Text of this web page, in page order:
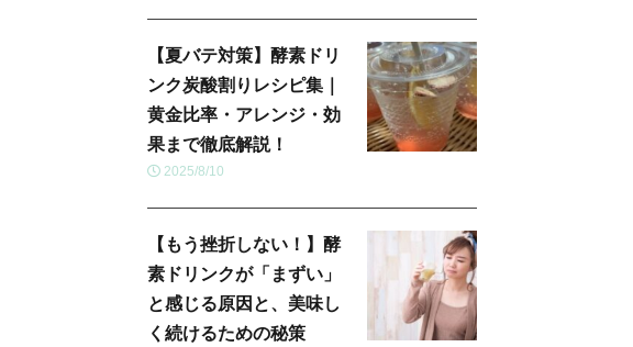
【夏バテ対策】酵素ドリ
ンク炭酸割りレシピ集｜
黄金比率・アレンジ・効
果まで徹底解説！
2025/8/10
【もう挫折しない！】酵
素ドリンクが「まずい」
と感じる原因と、美味し
く続けるための秘策